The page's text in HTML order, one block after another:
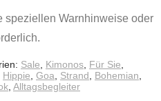
speziellen Warnhinweise oder
Sale Kimonos Für Sie
Hippie Goa Strand Bohemian
Alltagsbegleiter